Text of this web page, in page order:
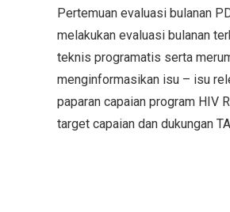
Pertemuan evaluasi bulanan
melakukan evaluasi bulanan
teknis programatis serta
menginformasikan isu – isu
paparan capaian program HIV
target capaian dan dukungan